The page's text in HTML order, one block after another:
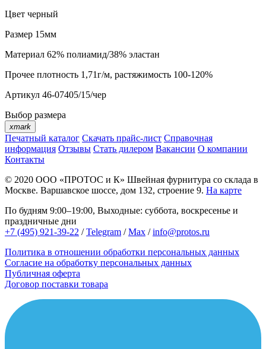
Цвет черный
Размер 15мм
Материал 62% полиамид/38% эластан
Прочее плотность 1,71г/м, растяжимость 100-120%
Артикул 46-07405/15/чер
Выбор размера
xmark
Печатный каталог Скачать прайс-лист Справочная
информация Отзывы Стать дилером Вакансии О компании
Контакты
© 2020 ООО «ПРОТОС и К» Швейная фурнитура со склада в
Москве. Варшавское шоссе, дом 132, строение 9. На карте
По будням 9:00–19:00, Выходные: суббота, воскресенье и
праздничные дни
+7 (495) 921-39-22 /Telegram /Max /info@protos.ru
Политика в отношении обработки персональных данных
Согласие на обработку персональных данных
Публичная оферта
Договор поставки товара